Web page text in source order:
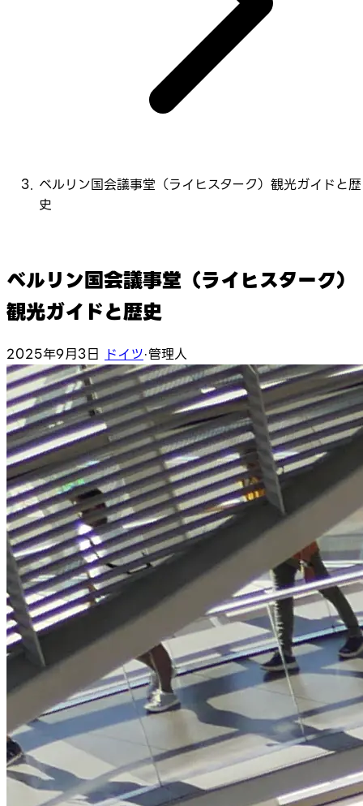
ベルリン国会議事堂（ライヒスターク）観光ガイドと歴
史
ベルリン国会議事堂（ライヒスターク）
観光ガイドと歴史
2025年9月3日 ドイツ·管理人